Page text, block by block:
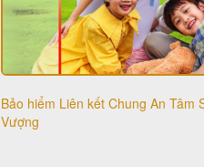
Bảo hiểm Liên kết Chung An Tâm
Vượng